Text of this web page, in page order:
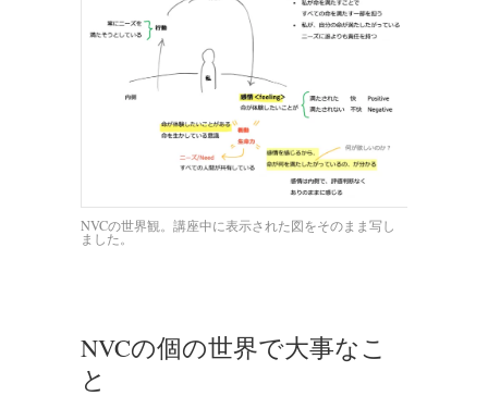
NVCの世界観。講座中に表示された図をそのまま写し
ました。
NVCの個の世界で大事なこ
と